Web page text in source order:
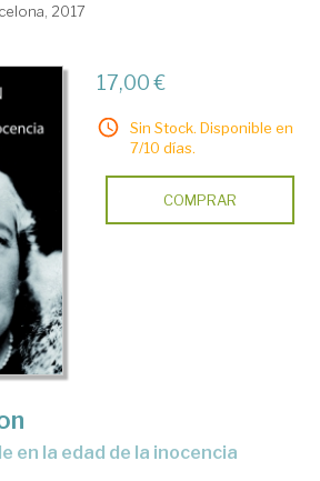
2017
17,00 €
Sin Stock. Disponible en
7/10 días.
COMPRAR
en la edad de la inocencia